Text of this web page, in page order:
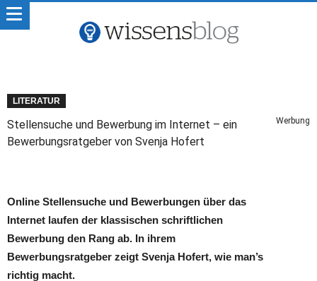
LITERATUR
Stellensuche und Bewerbung im Internet – ein
Bewerbungsratgeber von Svenja Hofert
Werbung
Online Stellensuche und Bewerbungen über das
Internet laufen der klassischen schriftlichen
Bewerbung den Rang ab. In ihrem
Bewerbungsratgeber zeigt Svenja Hofert, wie man’s
richtig macht.